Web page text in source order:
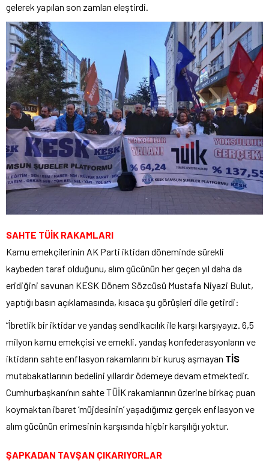
gelerek yapılan son zamları eleştirdi.
SAHTE TÜİK RAKAMLARI
Kamu emekçilerinin AK Parti iktidarı döneminde sürekli
kaybeden taraf olduğunu, alım gücünün her geçen yıl daha da
eridiğini savunan KESK Dönem Sözcüsü Mustafa Niyazi Bulut,
yaptığı basın açıklamasında, kısaca şu görüşleri dile getirdi:
“İbretlik bir iktidar ve yandaş sendikacılık ile karşı karşıyayız. 6,5
milyon kamu emekçisi ve emekli, yandaş konfederasyonların ve
iktidarın sahte enflasyon rakamlarını bir kuruş aşmayan TİS
mutabakatlarının bedelini yıllardır ödemeye devam etmektedir.
Cumhurbaşkanı’nın sahte TÜİK rakamlarının üzerine birkaç puan
koymaktan ibaret ‘müjdesinin’ yaşadığımız gerçek enflasyon ve
alım gücünün erimesinin karşısında hiçbir karşılığı yoktur.
ŞAPKADAN TAVŞAN ÇIKARIYORLAR